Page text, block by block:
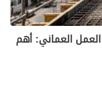
العماني: أهم